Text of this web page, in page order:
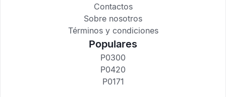
Contactos
Sobre nosotros
Términos y condiciones
Populares
P0300
P0420
P0171